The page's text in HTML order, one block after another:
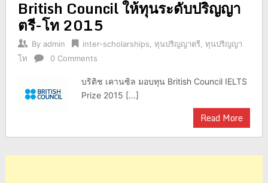
British Council ให้ทุนระดับปริญญา
ตรี-โท 2015
By admin inter-scholarships ทุนปริญญาตรี, ทุนปริญญา
โท
0 Comments
บริติช เคานซิล มอบทุน British Council IELTS
Prize 2015 […]
Read More